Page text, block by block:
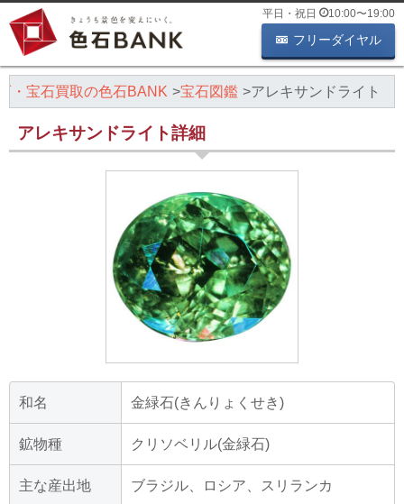
平日・祝日 10:00〜19:00
フリーダイヤル
・宝石買取の色石BANK 宝石図鑑 アレキサンドライト
アレキサンドライト詳細
和名 金緑石(きんりょくせき)
鉱物種 クリソベリル(金緑石)
主な産出地 ブラジル、ロシア、スリランカ